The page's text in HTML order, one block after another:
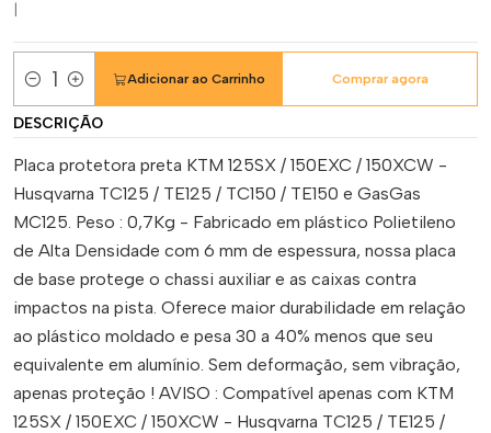
Quantidade
Adicionar ao Carrinho Comprar agora
DESCRIÇÃO
Placa protetora preta KTM 125SX / 150EXC / 150XCW -
Husqvarna TC125 / TE125 / TC150 / TE150 e GasGas
MC125. Peso : 0,7Kg - Fabricado em plástico Polietileno
de Alta Densidade com 6 mm de espessura, nossa placa
de base protege o chassi auxiliar e as caixas contra
impactos na pista. Oferece maior durabilidade em relação
ao plástico moldado e pesa 30 a 40% menos que seu
equivalente em alumínio. Sem deformação, sem vibração,
apenas proteção ! AVISO : Compatível apenas com KTM
125SX / 150EXC / 150XCW - Husqvarna TC125 / TE125 /